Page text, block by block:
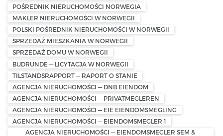
POŚREDNIK NIERUCHOMOŚCI NORWEGIA
MAKLER NIERUCHOMOŚCI W NORWEGII
POLSKI POŚREDNIK NIERUCHOMOŚCI W NORWEGII
SPRZEDAŻ MIESZKANIA W NORWEGII
SPRZEDAŻ DOMU W NORWEGII
BUDRUNDE — LICYTACJA W NORWEGII
TILSTANDSRAPPORT — RAPORT O STANIE
AGENCJA NIERUCHOMOŚCI — DNB EIENDOM
AGENCJA NIERUCHOMOŚCI — PRIVATMEGLEREN
AGENCJA NIERUCHOMOŚCI — EIE EIENDOMSMEGLING
AGENCJA NIERUCHOMOŚCI — EIENDOMSMEGLER 1
AGENCJA NIERUCHOMOŚCI — EIENDOMSMEGLER SEM &